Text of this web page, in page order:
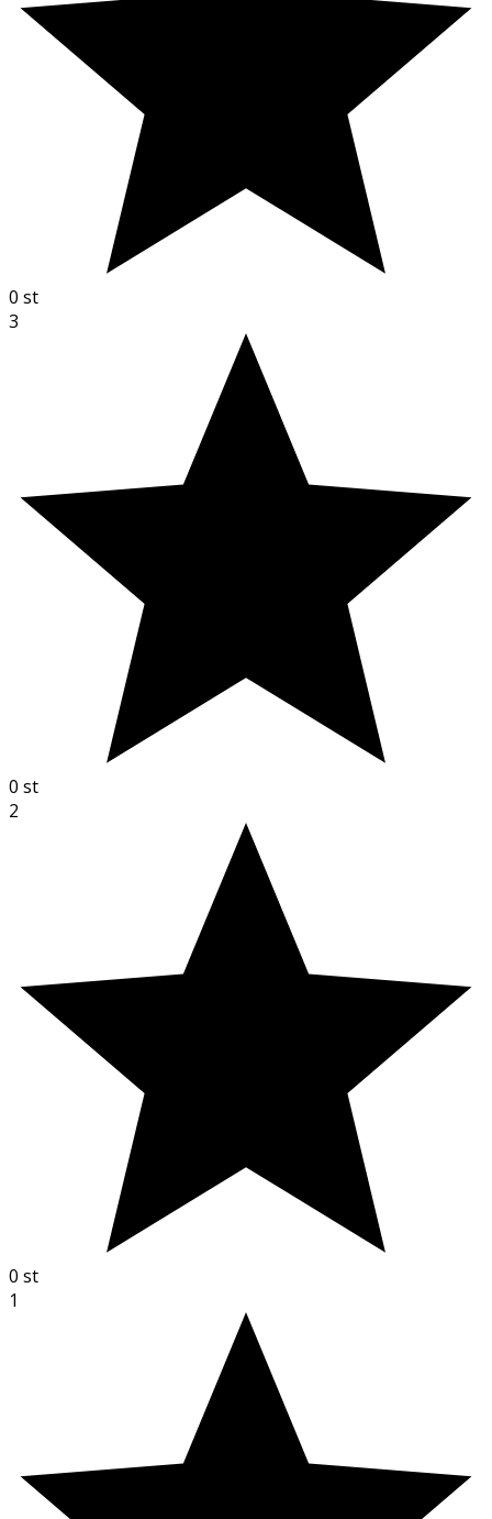
0 st
3
0 st
2
0 st
1